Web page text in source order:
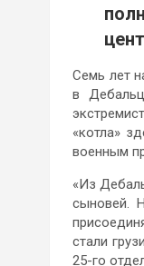
Семь лет
в
«котла»
военным
«Из
сыновей.
стали
25-го